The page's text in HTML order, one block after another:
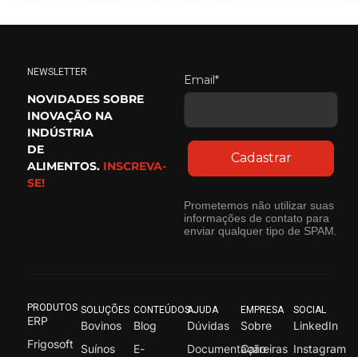
NEWSLETTER
NOVIDADES SOBRE
INOVAÇÃO NA
INDÚSTRIA
DE
ALIMENTOS. INSCREVA-
SE!
Email*
Cadastrar
Prometemos não utilizar suas
informações de contato para
enviar qualquer tipo de SPAM.
PRODUTOS
ERP
Frigosoft
SOLUÇÕES
Bovinos
Suínos
CONTEÚDOS
Blog
E-
AJUDA
Dúvidas
Documentação
EMPRESA
Sobre
Carreiras
SOCIAL
LinkedIn
Instagram